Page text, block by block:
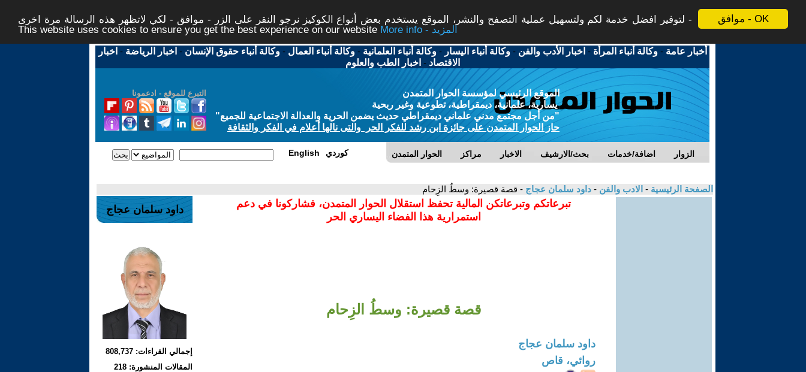
موافق - OK
لتوفير افضل خدمة لكم ولتسهيل عملية التصفح والنشر، الموقع يستخدم بعض أنواع الكوكيز نرجو النقر على الزر - موافق - لكي لاتظهر هذه الرسالة مرة اخرى -
This website uses cookies to ensure you get the best experience on our website
More info - المزيد
أخبار عامة -وكالة أنباء المرأة - اخبار الأدب والفن -وكالة أنباء اليسار -وكالة أنباء العلمانية -وكالة أنباء العمال -وكالة أنباء حقوق الإنسان - اخبار الرياضة - اخبار
الاقتصاد - اخبار الطب والعلوم
التبرع للموقع - ادعمونا
الموقع الرئيسي لمؤسسة الحوار المتمدن
يسارية، علمانية، ديمقراطية، تطوعية وغير ربحية
"من أجل مجتمع مدني علماني ديمقراطي حديث يضمن الحرية والعدالة الاجتماعية للجميع"
حاز الحوار المتمدن على جائزة ابن رشد للفكر الحر والتى نالها أعلام في الفكر والثقافة
الحوار المتمدن مراكز الاخبار بحث/الارشيف اضافة/خدمات الزوار English كوردي
الصفحة الرئيسية - الادب والفن - داود سلمان عجاج - قصة قصيرة: وسطُ الزِحام
تبرعاتكم وتبرعاتكن المالية تحفظ استقلال الحوار المتمدن، فشاركونا في دعم
استمرارية هذا الفضاء اليساري الحر
قصة قصيرة: وسطُ الزِحام
داود سلمان عجاج
روائي، قاص
داود سلمان عجاج
إجمالي القراءات: 808,737
المقالات المنشورة: 218